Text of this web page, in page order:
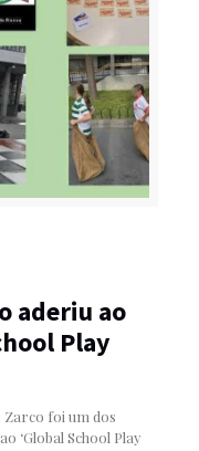
aderiu ao
Play
Zarco foi um dos
‘Global School Play